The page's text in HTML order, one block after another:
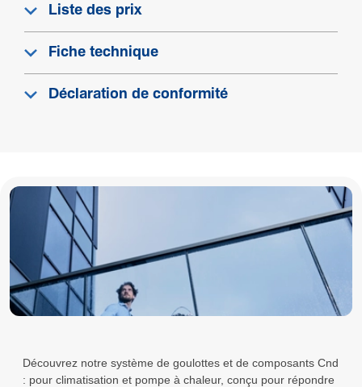
Liste des prix
Fiche technique
Déclaration de conformité
Découvrez notre système de goulottes et de composants Cnd
: pour climatisation et pompe à chaleur, conçu pour répondre